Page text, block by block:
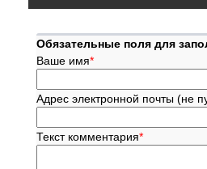
Обязательные поля для
Ваше имя*
Адрес электронной почты (не
Текст комментария*